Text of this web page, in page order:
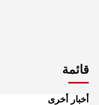
قائمة
أخبار أخرى